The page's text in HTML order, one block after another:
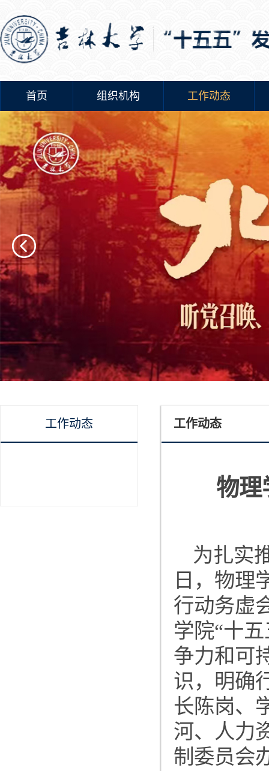
首页 组织机构 工作动态
工作动态 工作动态
物理
为扎实
日，物理
行动务虚
学院“十
争力和可
识，明确
长陈岗、
河、人力
制委员会